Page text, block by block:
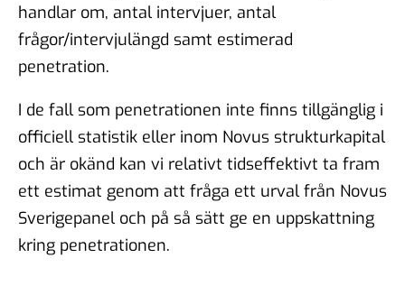
handlar om, antal intervjuer, antal
frågor/intervjulängd samt estimerad
penetration.
I de fall som penetrationen inte finns tillgänglig i
officiell statistik eller inom Novus strukturkapital
och är okänd kan vi relativt tidseffektivt ta fram
ett estimat genom att fråga ett urval från Novus
Sverigepanel och på så sätt ge en uppskattning
kring penetrationen.